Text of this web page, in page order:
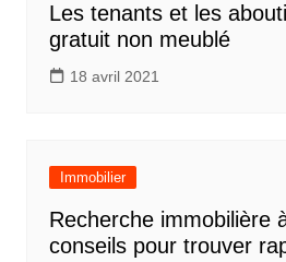
Les tenants et les
gratuit non meublé
18 avril 2021
Immobilier
Recherche immobilière
conseils pour trouver